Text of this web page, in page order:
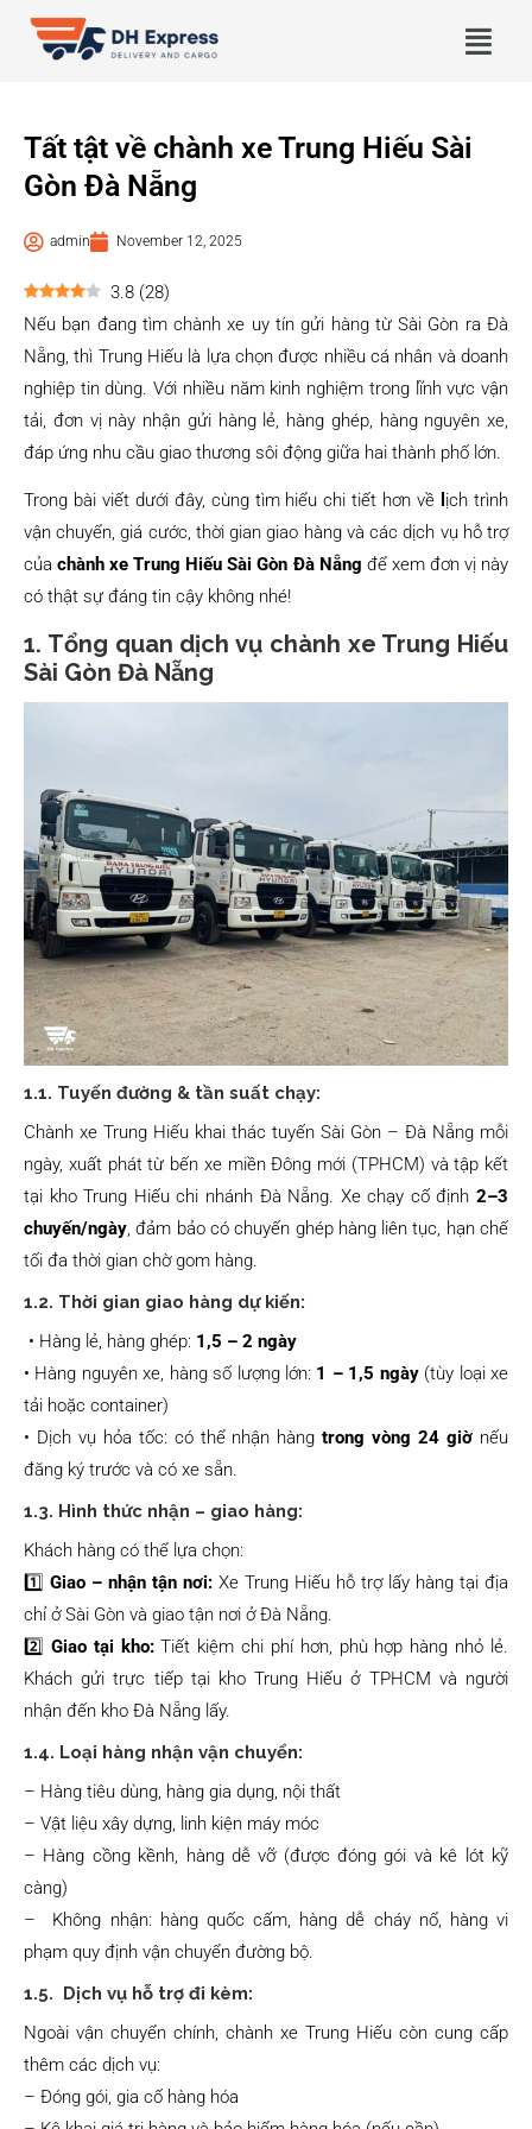
Tất tật về chành xe Trung Hiếu Sài
Gòn Đà Nẵng
admin November 12, 2025
3.8 (28)
Nếu bạn đang tìm chành xe uy tín gửi hàng từ Sài Gòn ra Đà
Nẵng, thì Trung Hiếu là lựa chọn được nhiều cá nhân và doanh
nghiệp tin dùng. Với nhiều năm kinh nghiệm trong lĩnh vực vận
tải, đơn vị này nhận gửi hàng lẻ, hàng ghép, hàng nguyên xe,
đáp ứng nhu cầu giao thương sôi động giữa hai thành phố lớn.
Trong bài viết dưới đây, cùng tìm hiểu chi tiết hơn về ịch trình
vận chuyển, giá cước, thời gian giao hàng và các dịch vụ hỗ trợ
củachành xe Trung Hiếu Sài Gòn Đà Nẵng để xem đơn vị này
có thật sự đáng tin cậy không nhé!
1. Tổng quan dịch vụ chành xe Trung Hiếu
Sài Gòn Đà Nẵng
1.1. Tuyến đường & tần suất chạy:
Chành xe Trung Hiếu khai thác tuyến Sài Gòn – Đà Nẵng mỗi
ngày, xuất phát từ bến xe miền Đông mới (TPHCM) và tập kết
tại kho Trung Hiếu chi nhánh Đà Nẵng. Xe chạy cố định 2–3
chuyến/ngày, đảm bảo có chuyến ghép hàng liên tục, hạn chế
tối đa thời gian chờ gom hàng.
1.2. Thời gian giao hàng dự kiến:
• Hàng lẻ, hàng ghép: 1,5 – 2 ngày
• Hàng nguyên xe, hàng số lượng lớn: 1 – 1,5 ngày(tùy loại xe
tải hoặc container)
• Dịch vụ hỏa tốc: có thể nhận hàngtrong vòng 24 giờ nếu
đăng ký trước và có xe sẵn.
1.3. Hình thức nhận – giao hàng:
Khách hàng có thể lựa chọn:
1️⃣ Giao – nhận tận nơi: Xe Trung Hiếu hỗ trợ lấy hàng tại địa
chỉ ở Sài Gòn và giao tận nơi ở Đà Nẵng.
2️⃣ Giao tại kho:Tiết kiệm chi phí hơn, phù hợp hàng nhỏ lẻ.
Khách gửi trực tiếp tại kho Trung Hiếu ở TPHCM và người
nhận đến kho Đà Nẵng lấy.
1.4. Loại hàng nhận vận chuyển:
– Hàng tiêu dùng, hàng gia dụng, nội thất
– Vật liệu xây dựng, linh kiện máy móc
– Hàng cồng kềnh, hàng dễ vỡ (được đóng gói và kê lót kỹ
càng)
– Không nhận: hàng quốc cấm, hàng dễ cháy nổ, hàng vi
phạm quy định vận chuyển đường bộ.
1.5. Dịch vụ hỗ trợ đi kèm:
Ngoài vận chuyển chính, chành xe Trung Hiếu còn cung cấp
thêm các dịch vụ:
– Đóng gói, gia cố hàng hóa